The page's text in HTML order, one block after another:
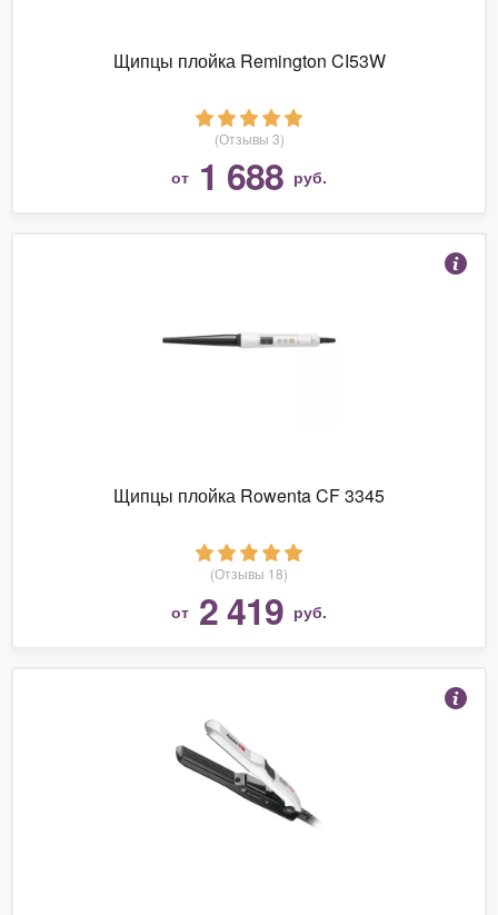
Щипцы плойка Remington CI53W
(Отзывы 3)
от 1 688 руб.
Щипцы плойка Rowenta CF 3345
(Отзывы 18)
от 2 419 руб.